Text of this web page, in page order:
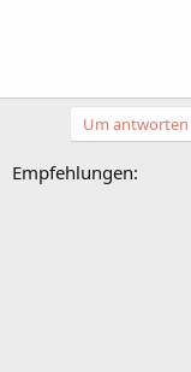
Um
Empfehlungen: